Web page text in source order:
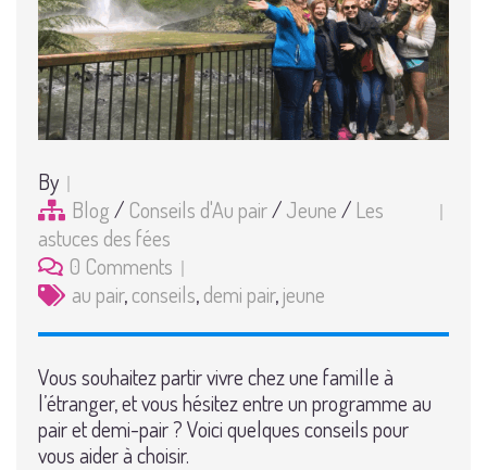
By
Blog/ Conseils d'Au pair/Jeune/ Les
astuces des fées
0 Comments
au pair,conseils,demi pair,jeune
Vous souhaitez partir vivre chez une famille à
l’étranger, et vous hésitez entre un programme au
pair et demi-pair ? Voici quelques conseils pour
vous aider à choisir.